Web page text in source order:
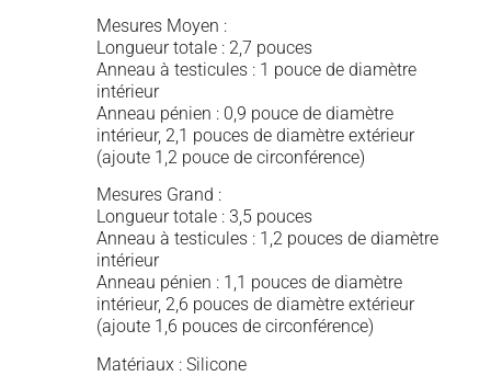
Mesures Moyen :
Longueur totale : 2,7 pouces
Anneau à testicules : 1 pouce de diamètre
intérieur
Anneau pénien : 0,9 pouce de diamètre
intérieur, 2,1 pouces de diamètre extérieur
(ajoute 1,2 pouce de circonférence)
Mesures Grand :
Longueur totale : 3,5 pouces
Anneau à testicules : 1,2 pouces de diamètre
intérieur
Anneau pénien : 1,1 pouces de diamètre
intérieur, 2,6 pouces de diamètre extérieur
(ajoute 1,6 pouces de circonférence)
Matériaux : Silicone